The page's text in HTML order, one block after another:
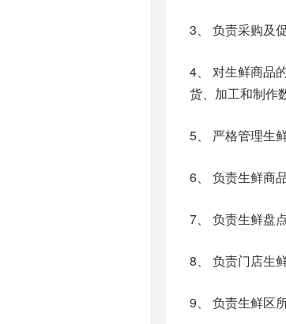
3、 负责采购及
4、 对生鲜商品
货、加工和制作
5、 严格管理生
6、 负责生鲜商
7、 负责生鲜盘
8、 负责门店生
9、 负责生鲜区